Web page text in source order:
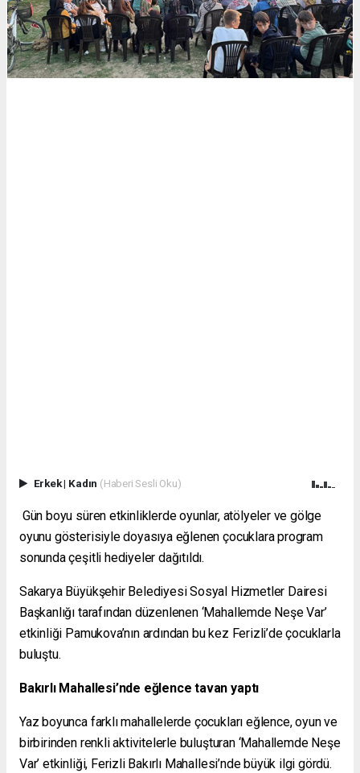
Erkek| Kadın (Haberi Sesli Oku)
Gün boyu süren etkinliklerde oyunlar, atölyeler ve gölge
oyunu gösterisiyle doyasıya eğlenen çocuklara program
sonunda çeşitli hediyeler dağıtıldı.
Sakarya Büyükşehir Belediyesi Sosyal Hizmetler Dairesi
Başkanlığı tarafından düzenlenen ‘Mahallemde Neşe Var’
etkinliği Pamukova’nın ardından bu kez Ferizli’de çocuklarla
buluştu.
Bakırlı Mahallesi’nde eğlence tavan yaptı
Yaz boyunca farklı mahallelerde çocukları eğlence, oyun ve
birbirinden renkli aktivitelerle buluşturan ‘Mahallemde Neşe
Var’ etkinliği, Ferizli Bakırlı Mahallesi’nde büyük ilgi gördü.